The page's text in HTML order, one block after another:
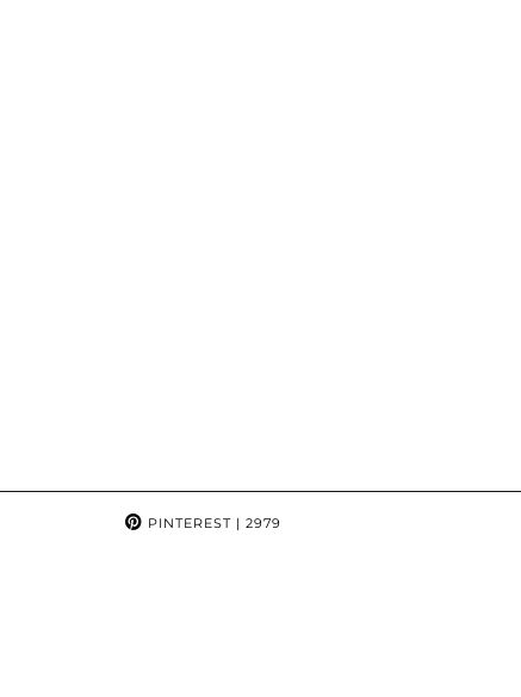
PINTEREST| 2979